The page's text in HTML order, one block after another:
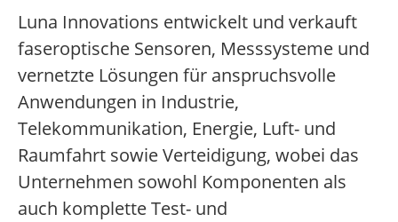
Luna Innovations entwickelt und verkauft
faseroptische Sensoren, Messsysteme und
vernetzte Lösungen für anspruchsvolle
Anwendungen in Industrie,
Telekommunikation, Energie, Luft- und
Raumfahrt sowie Verteidigung, wobei das
Unternehmen sowohl Komponenten als
auch komplette Test- und